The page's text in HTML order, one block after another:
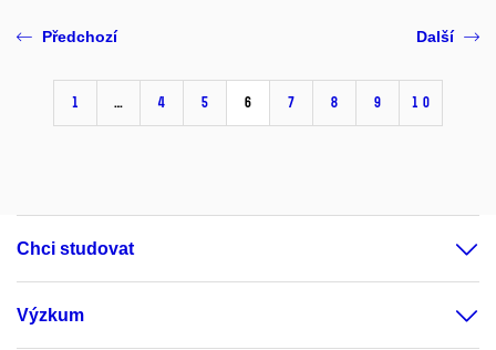
Předchozí
1 … 4 5 6 7 8 9 10
Další
Chci studovat
Výzkum